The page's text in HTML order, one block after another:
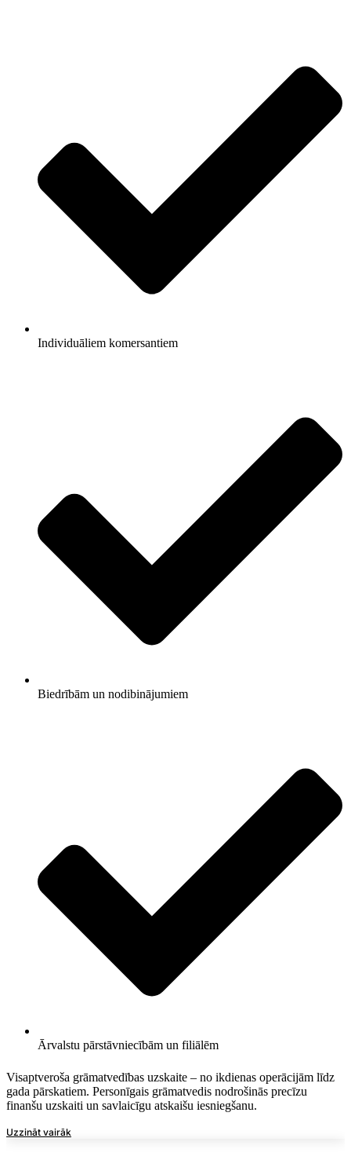
Individuāliem komersantiem
Biedrībām un nodibinājumiem
Ārvalstu pārstāvniecībām un filiālēm
Visaptveroša grāmatvedības uzskaite – no ikdienas operācijām līdz
gada pārskatiem. Personīgais grāmatvedis nodrošinās precīzu
finanšu uzskaiti un savlaicīgu atskaišu iesniegšanu.
Uzzināt vairāk